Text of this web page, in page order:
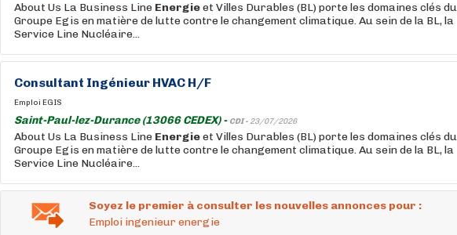
About Us La Business Line Energieet Villes Durables (BL) porte les domaines clés du
Groupe Egis en matière de lutte contre le changement climatique. Au sein de la BL, la
Service Line Nucléaire...
Consultant Ingénieur HVAC H/F
Emploi EGIS
Saint-Paul-lez-Durance (13066 CEDEX) - CDI - 23/07/2026
About Us La Business Line Energieet Villes Durables (BL) porte les domaines clés du
Groupe Egis en matière de lutte contre le changement climatique. Au sein de la BL, la
Service Line Nucléaire...
Soyez le premier à consulter les nouvelles annonces pour :
Emploi ingenieur energie